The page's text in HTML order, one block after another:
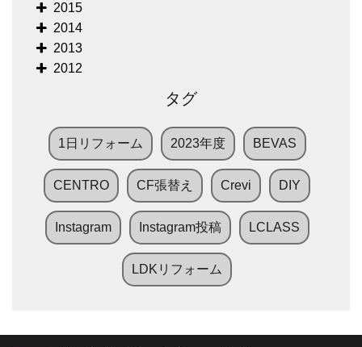
2015
2014
2013
2012
タグ
1日リフォーム 2023年度 BEVAS
CENTRO CF張替え Crevi DIY
Instagram Instagram投稿 LCLASS
LDKリフォーム